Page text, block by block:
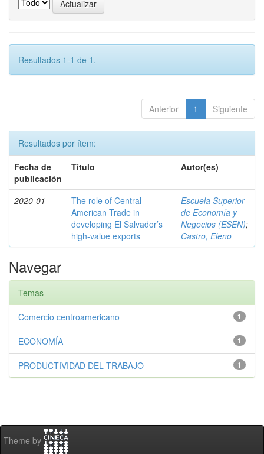
Resultados 1-1 de 1.
Anterior 1 Siguiente
Resultados por ítem:
Fecha de
publicación
Título Autor(es)
2020-01
The role of Central
American Trade in
developing El Salvador’s
high-value exports
Escuela Superior
de Economía y
Negocios (ESEN);
Castro, Eleno
Navegar
Temas
1
Comercio centroamericano
1
ECONOMÍA
1
PRODUCTIVIDAD DEL TRABAJO
Theme by